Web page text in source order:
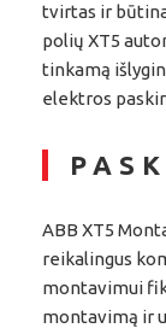
tvirtas ir
polių XT5
tinkamą
elektros
ABB XT5
reikalingus
montavimui
montavimą ir